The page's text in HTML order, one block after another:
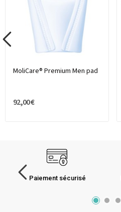
MoliCare® Premium Men pad
92,00 €
Paiement sécurisé